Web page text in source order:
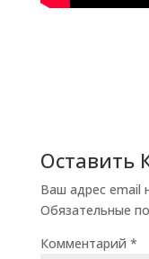
Оставить
Ваш адрес email
Обязательные
Комментарий *